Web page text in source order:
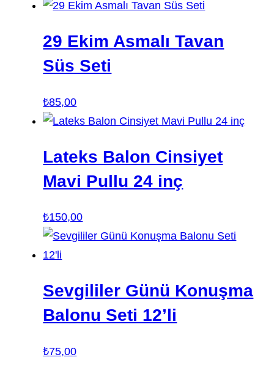
29 Ekim Asmalı Tavan
Süs Seti
₺85,00
Lateks Balon Cinsiyet
Mavi Pullu 24 inç
₺150,00
Sevgililer Günü Konuşma
Balonu Seti 12’li
₺75,00